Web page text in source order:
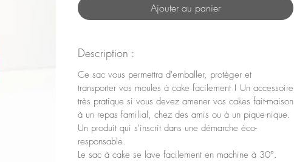
Ajouter au panier
Description :
Ce sac vous permettra d'emballer, protéger et
transporter vos moules à cake facilement ! Un accessoire
très pratique si vous devez amener vos cakes fait-maison
à un repas familial, chez des amis ou à un pique-nique.
Un produit qui s'inscrit dans une démarche éco-
responsable.
Le sac à cake se lave facilement en machine à 30°.